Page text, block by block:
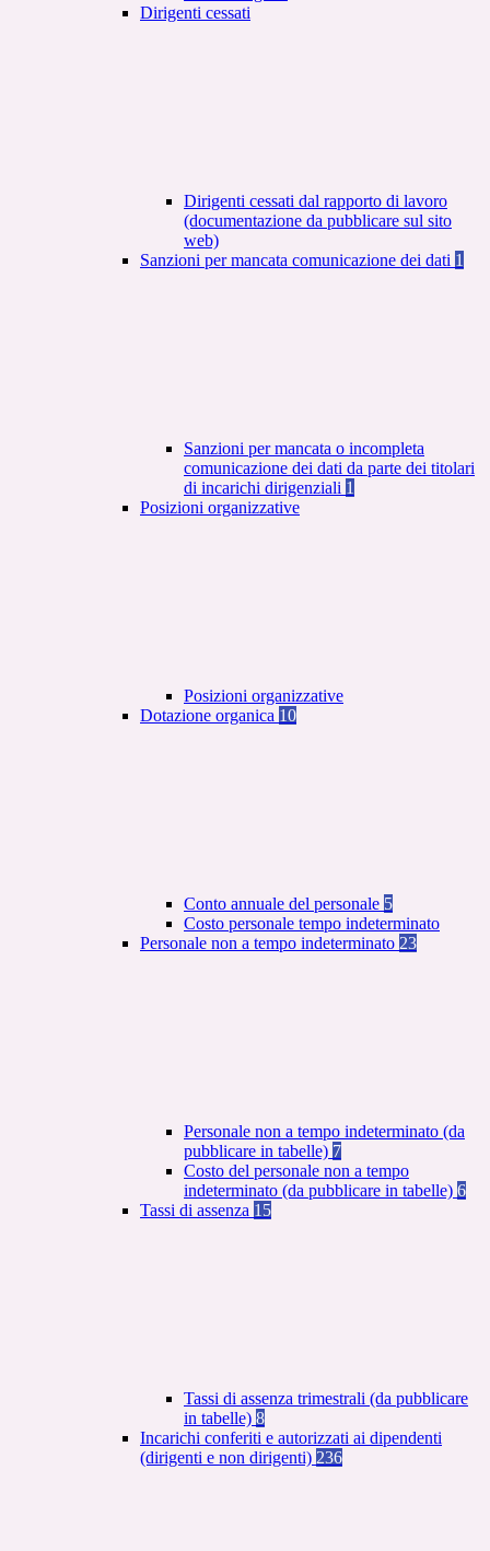
Dirigenti cessati
Dirigenti cessati dal rapporto di lavoro
(documentazione da pubblicare sul sito
web)
Sanzioni per mancata comunicazione dei dati 1
Sanzioni per mancata o incompleta
comunicazione dei dati da parte dei titolari
di incarichi dirigenziali 1
Posizioni organizzative
Posizioni organizzative
Dotazione organica 10
Conto annuale del personale 5
Costo personale tempo indeterminato
Personale non a tempo indeterminato 23
Personale non a tempo indeterminato (da
pubblicare in tabelle) 7
Costo del personale non a tempo
indeterminato (da pubblicare in tabelle) 6
Tassi di assenza 15
Tassi di assenza trimestrali (da pubblicare
in tabelle) 8
Incarichi conferiti e autorizzati ai dipendenti
(dirigenti e non dirigenti) 236